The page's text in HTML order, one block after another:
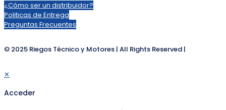
¿Cómo ser un distribuidor?
Politicas de Entrega
Preguntas Frecuentes
© 2025 Riegos Técnico y Motores | All Rights Reserved |
✕
Acceder